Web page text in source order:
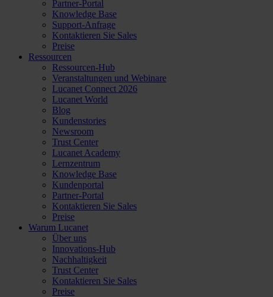
Partner-Portal
Knowledge Base
Support-Anfrage
Kontaktieren Sie Sales
Preise
Ressourcen
Ressourcen-Hub
Veranstaltungen und Webinare
Lucanet Connect 2026
Lucanet World
Blog
Kundenstories
Newsroom
Trust Center
Lucanet Academy
Lernzentrum
Knowledge Base
Kundenportal
Partner-Portal
Kontaktieren Sie Sales
Preise
Warum Lucanet
Über uns
Innovations-Hub
Nachhaltigkeit
Trust Center
Kontaktieren Sie Sales
Preise